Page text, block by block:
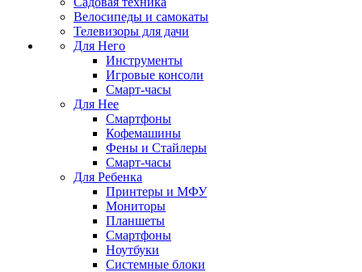
Велосипеды и самокаты
Телевизоры для дачи
Для Него
Инструменты
Игровые консоли
Смарт-часы
Для Нее
Смартфоны
Кофемашины
Фены и Стайлеры
Смарт-часы
Для Ребенка
Принтеры и МФУ
Мониторы
Планшеты
Смартфоны
Ноутбуки
Системные блоки